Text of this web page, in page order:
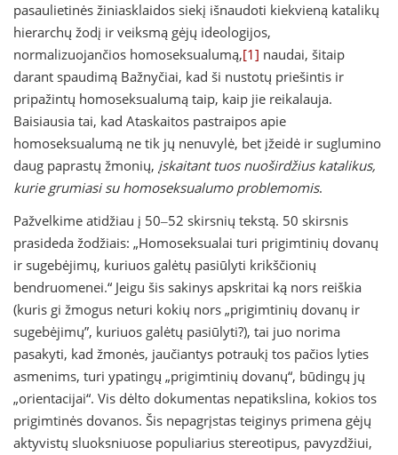
pasaulietinės žiniasklaidos siekį išnaudoti kiekvieną katalikų
hierarchų žodį ir veiksmą gėjų ideologijos,
normalizuojančios homoseksualumą,[1] naudai, šitaip
darant spaudimą Bažnyčiai, kad ši nustotų priešintis ir
pripažintų homoseksualumą taip, kaip jie reikalauja.
Baisiausia tai, kad Ataskaitos pastraipos apie
homoseksualumą ne tik jų nenuvylė, bet įžeidė ir suglumino
daug paprastų žmonių, įskaitant tuos nuoširdžius katalikus,
kurie grumiasi su homoseksualumo problemomis.
Pažvelkime atidžiau į 50‒52 skirsnių tekstą. 50 skirsnis
prasideda žodžiais: „Homoseksualai turi prigimtinių dovanų
ir sugebėjimų, kuriuos galėtų pasiūlyti krikščionių
bendruomenei.“ Jeigu šis sakinys apskritai ką nors reiškia
(kuris gi žmogus neturi kokių nors „prigimtinių dovanų ir
sugebėjimų”, kuriuos galėtų pasiūlyti?), tai juo norima
pasakyti, kad žmonės, jaučiantys potraukį tos pačios lyties
asmenims, turi ypatingų „prigimtinių dovanų“, būdingų jų
„orientacijai“. Vis dėlto dokumentas nepatikslina, kokios tos
prigimtinės dovanos. Šis nepagrįstas teiginys primena gėjų
aktyvistų sluoksniuose populiarius stereotipus, pavyzdžiui,